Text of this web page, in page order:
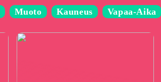
Muoto Kauneus Vapaa-Aika